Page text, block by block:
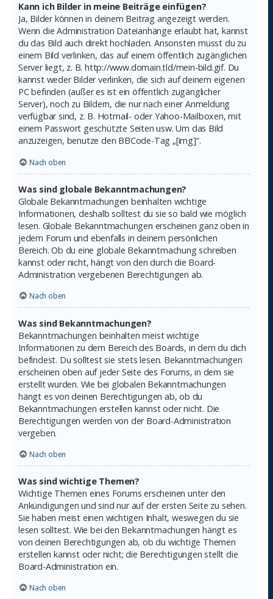
Kann ich Bilder in meine Beiträge einfügen?
Ja, Bilder können in deinem Beitrag angezeigt werden.
Wenn die Administration Dateianhänge erlaubt hat, kannst
du das Bild auch direkt hochladen. Ansonsten musst du zu
einem Bild verlinken, das auf einem öffentlich zugänglichen
Server liegt, z. B. http://www.domain.tld/mein-bild.gif. Du
kannst weder Bilder verlinken, die sich auf deinem eigenen
PC befinden (außer es ist ein öffentlich zugänglicher
Server), noch zu Bildern, die nur nach einer Anmeldung
verfügbar sind, z. B. Hotmail- oder Yahoo-Mailboxen, mit
einem Passwort geschützte Seiten usw. Um das Bild
anzuzeigen, benutze den BBCode-Tag „[img]“.
Nach oben
Was sind globale Bekanntmachungen?
Globale Bekanntmachungen beinhalten wichtige
Informationen, deshalb solltest du sie so bald wie möglich
lesen. Globale Bekanntmachungen erscheinen ganz oben in
jedem Forum und ebenfalls in deinem persönlichen
Bereich. Ob du eine globale Bekanntmachung schreiben
kannst oder nicht, hängt von den durch die Board-
Administration vergebenen Berechtigungen ab.
Nach oben
Was sind Bekanntmachungen?
Bekanntmachungen beinhalten meist wichtige
Informationen zu dem Bereich des Boards, in dem du dich
befindest. Du solltest sie stets lesen. Bekanntmachungen
erscheinen oben auf jeder Seite des Forums, in dem sie
erstellt wurden. Wie bei globalen Bekanntmachungen
hängt es von deinen Berechtigungen ab, ob du
Bekanntmachungen erstellen kannst oder nicht. Die
Berechtigungen werden von der Board-Administration
vergeben.
Nach oben
Was sind wichtige Themen?
Wichtige Themen eines Forums erscheinen unter den
Ankündigungen und sind nur auf der ersten Seite zu sehen.
Sie haben meist einen wichtigen Inhalt, weswegen du sie
lesen solltest. Wie bei den Bekanntmachungen hängt es
von deinen Berechtigungen ab, ob du wichtige Themen
erstellen kannst oder nicht; die Berechtigungen stellt die
Board-Administration ein.
Nach oben